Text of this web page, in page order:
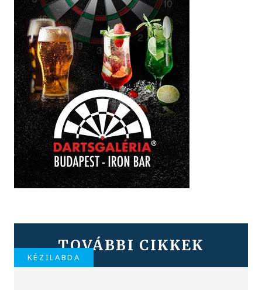
TOVÁBBI CIKKEK
KÉZILABDA